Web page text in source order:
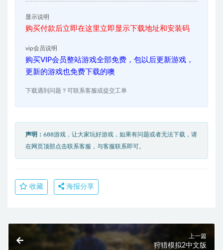
显示说明
购买付款后立即在这里立即显示下载地址和安装码
vip会员说明
购买VIP会员整站游戏全部免费，包以后更新游戏，
更新的游戏也免费下载的噢
下载遇到问题？可联系客服或提交工单
声明： 688游戏，让大家玩好游戏，如果有问题或者无法下载，请
在网页顶部点击联系客服，与客服联系即可。
收藏 海报分享
上一篇
狩猎模拟2中文版